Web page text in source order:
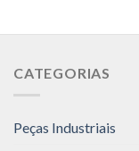
CATEGORIAS
Peças Industriais